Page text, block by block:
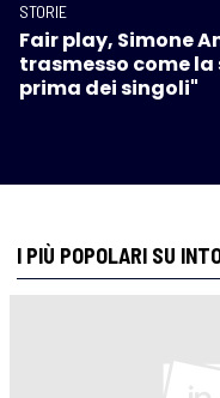
STORIE
Fair play, Simone
trasmesso come
prima dei singoli"
I PIÙ POPOLARI SU